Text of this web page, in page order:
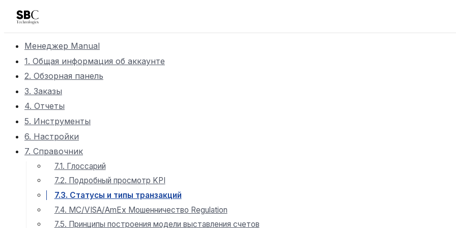
Менеджер Manual
1. Общая информация об аккаунте
2. Обзорная панель
3. Заказы
4. Отчеты
5. Инструменты
6. Настройки
7. Справочник
7.1. Глоссарий
7.2. Подробный просмотр KPI
7.3. Статусы и типы транзакций
7.4. MC/VISA/AmEx Мошенничество Regulation
7.5. Принципы построения модели выставления счетов